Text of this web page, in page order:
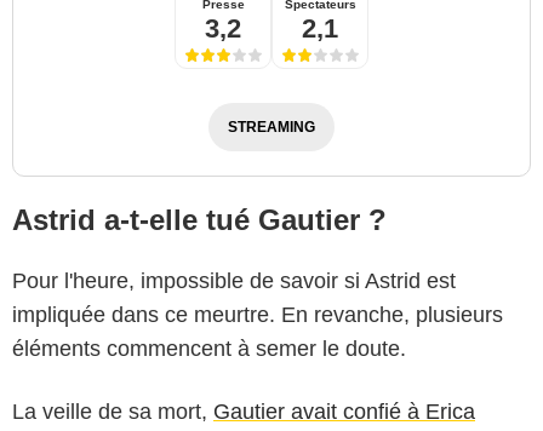
Presse
3,2
Spectateurs
2,1
STREAMING
Astrid a-t-elle tué Gautier ?
Pour l'heure, impossible de savoir si Astrid est
impliquée dans ce meurtre. En revanche, plusieurs
éléments commencent à semer le doute.
La veille de sa mort, Gautier avait confié à Erica